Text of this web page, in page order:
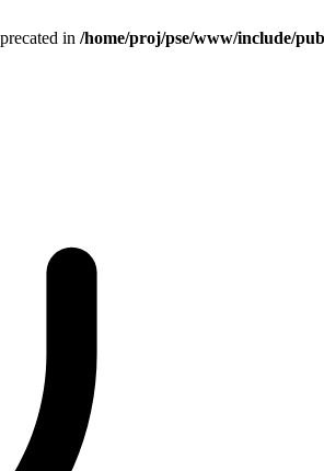
in /home/proj/pse/www/include/